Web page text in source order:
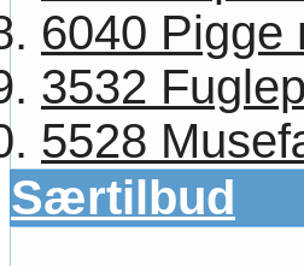
6040 Pigge
3532
5528
Særtilbud